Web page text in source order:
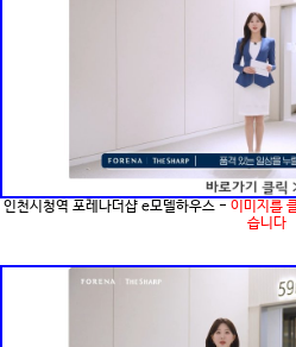
인천시청역 포레나더샵 e모델하우스 - 이미지를
습니다